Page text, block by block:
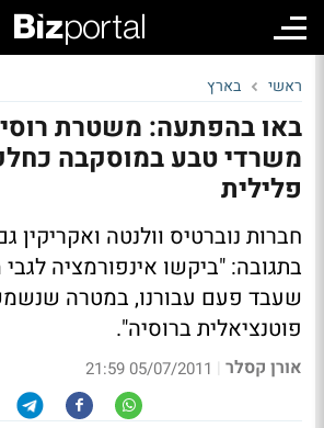
ראשי בארץ
באו בהפתעה: משטרת
משרדי טבע במוסקבה
פלילית
חברות נוברטיס וולנטה ואקריקין
בתגובה: "ביקשו אינפורמציה
שעבד פעם עבורנו, במטרה
פוטנציאלית ברוסיה".
אורן קסלר |
05/07/2011 21:59